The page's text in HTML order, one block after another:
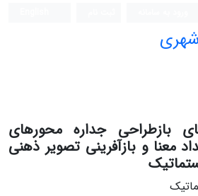
بازطراحی جداره محورهای
معنا و بازآفرینی تصویر ذهنی